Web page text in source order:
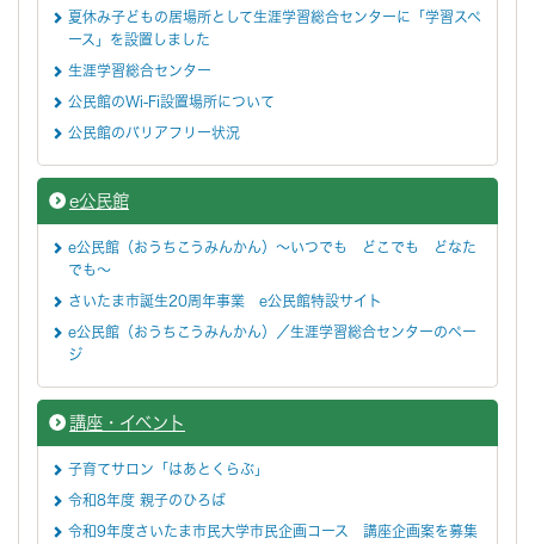
夏休み子どもの居場所として生涯学習総合センターに「学習スペ
ース」を設置しました
生涯学習総合センター
公民館のWi-Fi設置場所について
公民館のバリアフリー状況
e公民館
e公民館（おうちこうみんかん）～いつでも どこでも どなた
でも～
さいたま市誕生20周年事業 e公民館特設サイト
e公民館（おうちこうみんかん）／生涯学習総合センターのペー
ジ
講座・イベント
子育てサロン「はあとくらぶ」
令和8年度 親子のひろば
令和9年度さいたま市民大学市民企画コース 講座企画案を募集